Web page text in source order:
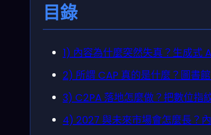
目錄
1) 內容為什麼突然失真？生成式
2) 所謂 CAP 真的是什麼？圖書
3) C2PA 落地怎麼做？把數位指
4) 2027 與未來市場會怎麼長？